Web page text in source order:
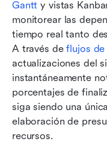
Gantt y vistas
monitorear las
tiempo real tanto
A través de flujos
actualizaciones del
instantáneamente
porcentajes de
siga siendo una
elaboración de
recursos.